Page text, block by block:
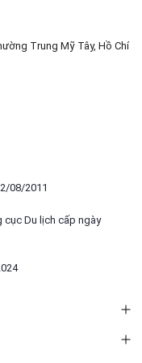
STAR TRAVEL
– nghỉ dưỡng
phí ẩn
Trung Mỹ Tây, Hồ Chí
08/2011
cục Du lịch cấp ngày